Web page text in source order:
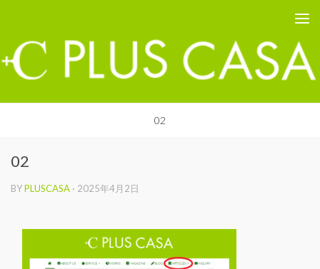
02
02
BYPLUSCASA · 2025年4月2日